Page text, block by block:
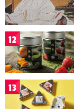
12
13